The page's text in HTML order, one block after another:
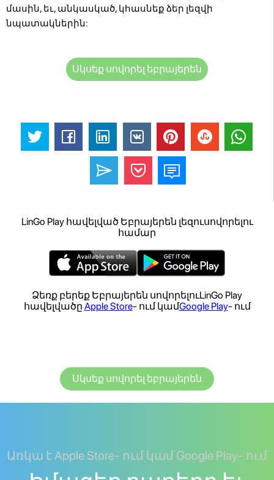
մասին, եւ, անկասկած, կհասնեք ձեր լեզվի
նպատակներին:
Սկսեք սովորել եբրայերեն
LinGo Play հավելված Եբրայերեն լեզուսովորելու
համար
Ձեռք բերեք Եբրայերեն սովորելուLinGo Play
հավելվածը Apple Store- ում կամGoogle Play- ում
Սկսեք սովորել եբրայերեն
Առկա է Apple Store- ում կամ Google Play- ում